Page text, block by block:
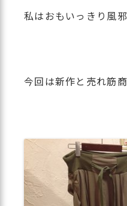
私はおもいっきり風
今回は新作と売れ筋